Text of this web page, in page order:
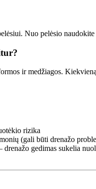
Nuo pelėsio
ir medžiagos.
rizika
(gali būti drenažo
gedimas sukelia